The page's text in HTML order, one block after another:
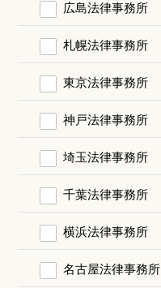
広島法律事務所
札幌法律事務所
東京法律事務所
神戸法律事務所
埼玉法律事務所
千葉法律事務所
横浜法律事務所
名古屋法律事務所